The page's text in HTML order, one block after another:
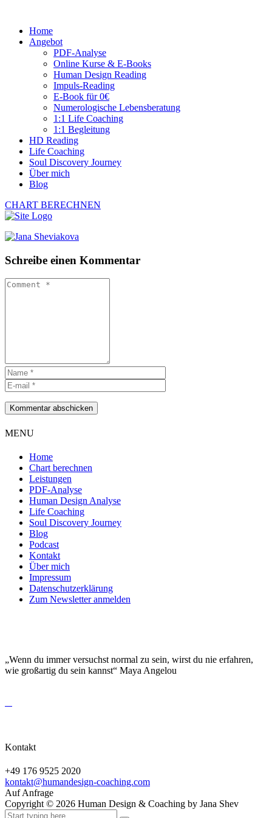
Home
Angebot
PDF-Analyse
Online Kurse & E-Books
Human Design Reading
Impuls-Reading
E-Book für 0€
Numerologische Lebensberatung
1:1 Life Coaching
1:1 Begleitung
HD Reading
Life Coaching
Soul Discovery Journey
Über mich
Blog
CHART BERECHNEN
Schreibe einen Kommentar
Kommentar abschicken
MENU
Home
Chart berechnen
Leistungen
PDF-Analyse
Human Design Analyse
Life Coaching
Soul Discovery Journey
Blog
Podcast
Kontakt
Über mich
Impressum
Datenschutzerklärung
Zum Newsletter anmelden
„Wenn du immer versuchst normal zu sein, wirst du nie erfahren,
wie großartig du sein kannst“ Maya Angelou
Kontakt
+49 176 9525 2020
kontakt@humandesign-coaching.com
Auf Anfrage
Copyright © 2026 Human Design & Coaching by Jana Shev